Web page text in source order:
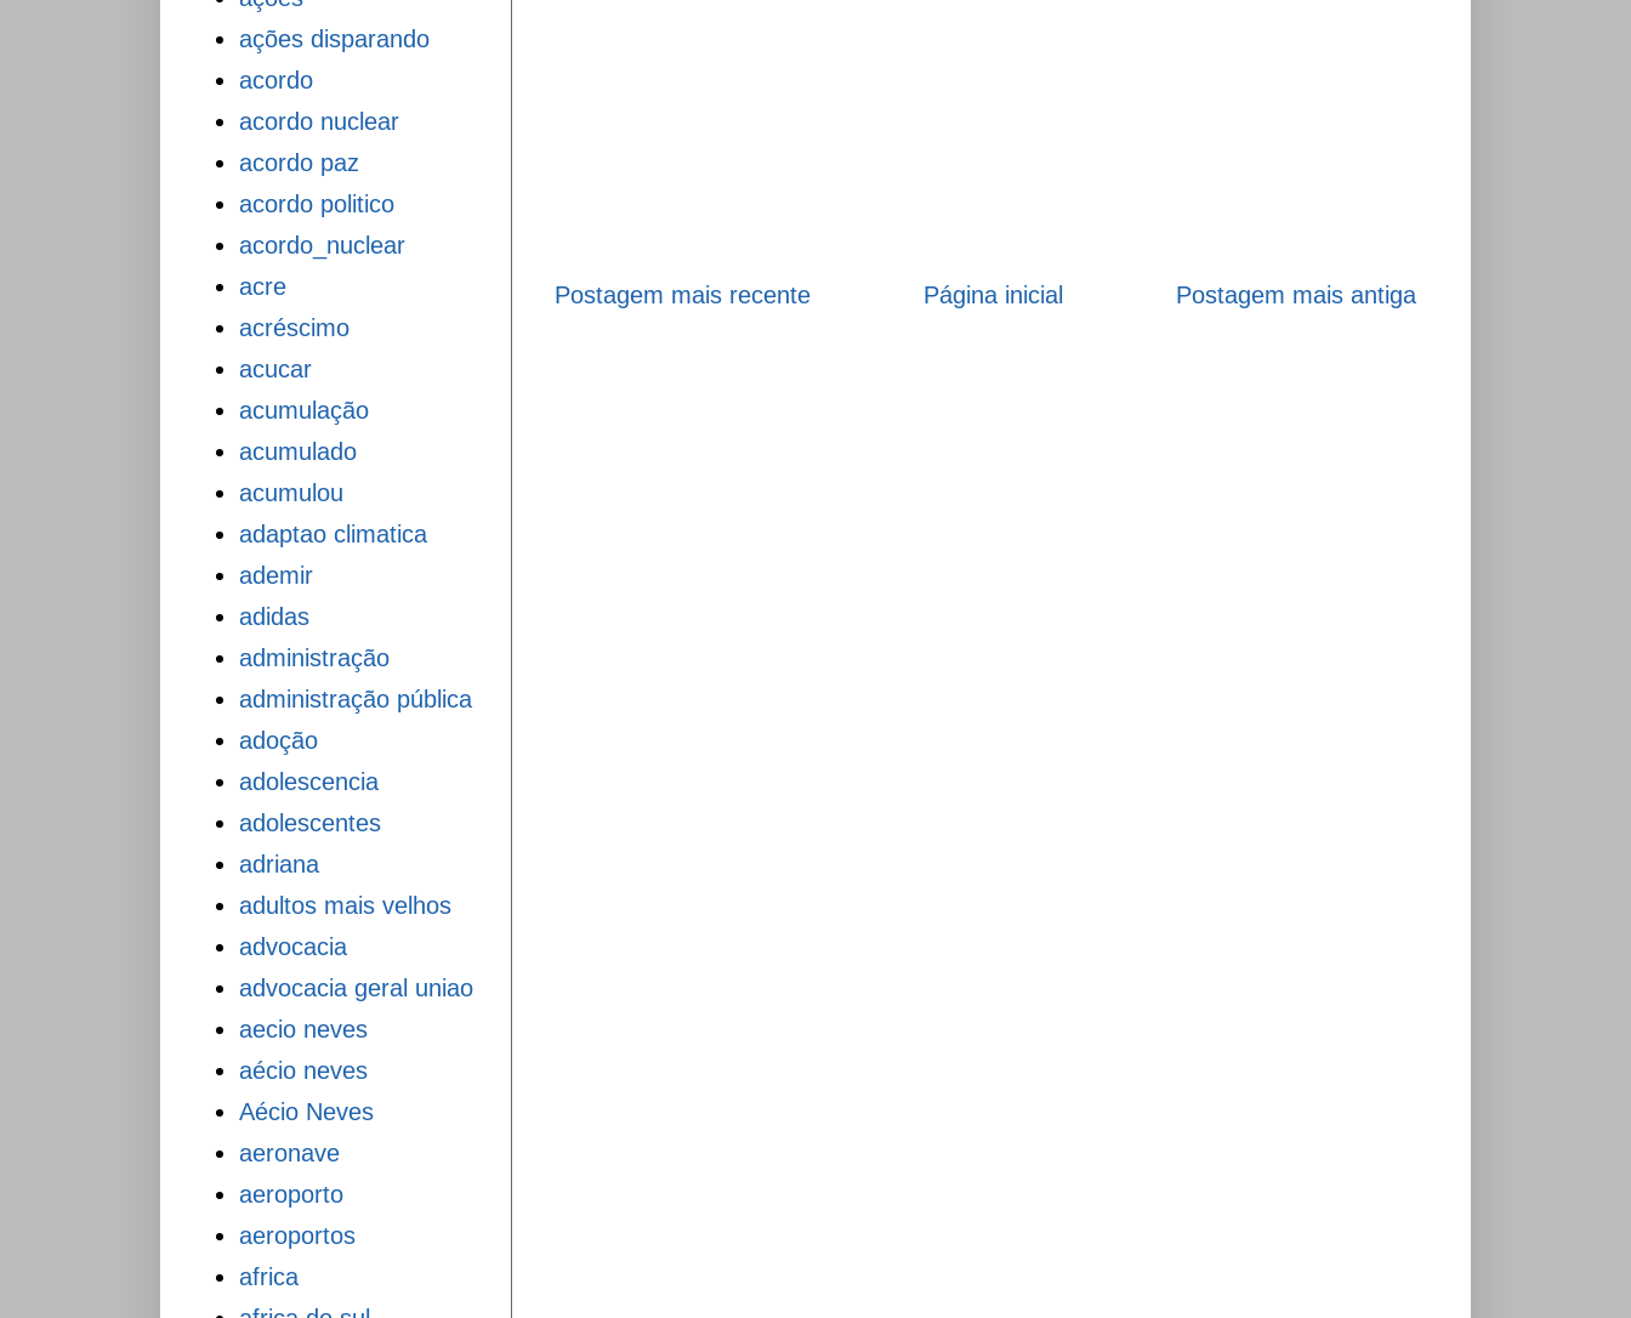
Postagem mais recente Postagem mais antiga
Página inicial
ações disparando
acordo
acordo nuclear
acordo paz
acordo politico
acordo_nuclear
acre
acréscimo
acucar
acumulação
acumulado
acumulou
adaptao climatica
ademir
adidas
administração
administração pública
adoção
adolescencia
adolescentes
adriana
adultos mais velhos
advocacia
advocacia geral uniao
aecio neves
aécio neves
Aécio Neves
aeronave
aeroporto
aeroportos
africa